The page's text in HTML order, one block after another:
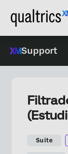
Support
Suite